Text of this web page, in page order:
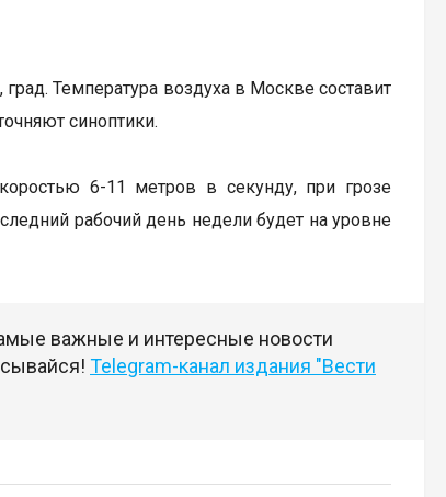
Температура воздуха в Москве составит
синоптики.
6-11 метров в секунду, при грозе
рабочий день недели будет на уровне
важные и интересные новости
Telegram-канал издания "Вести